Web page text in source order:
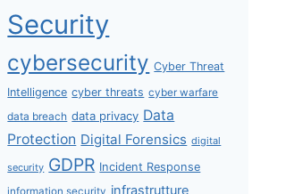
Security
cybersecurity Cyber Threat
Intelligence cyber threats cyber warfare
data breach data privacy Data
Protection Digital Forensics digital
security GDPR Incident Response
information security infrastrutture